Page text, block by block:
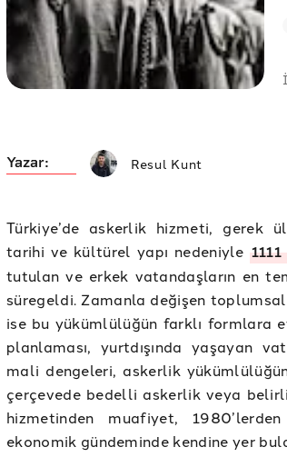
Yazar: Resul Kunt
Türkiye’de askerlik hizmeti, gerek
tarihi ve kültürel yapı nedeniyle
tutulan ve erkek vatandaşların en
süregeldi. Zamanla değişen
ise bu yükümlülüğün farklı formlara
planlaması, yurtdışında yaşayan
mali dengeleri, askerlik
çerçevede bedelli askerlik veya
hizmetinden muafiyet,
ekonomik gündeminde kendine yer